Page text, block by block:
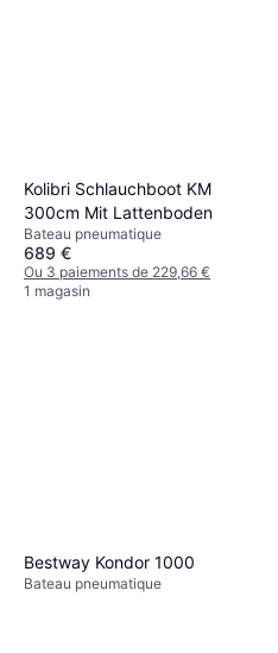
Kolibri Schlauchboot KM
300cm Mit Lattenboden
Bateau pneumatique
689 €
Ou 3 paiements de 229,66 €
1 magasin
Bestway Kondor 1000
Bateau pneumatique